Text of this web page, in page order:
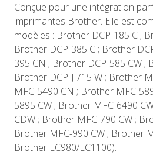
Conçue pour une intégration
imprimantes Brother. Elle est
modèles : Brother DCP-185 C ;
Brother DCP-385 C ; Brother
395 CN ; Brother DCP-585 CW ;
Brother DCP-J 715 W ; Brother
MFC-5490 CN ; Brother MFC-
5895 CW ; Brother MFC-6490
CDW ; Brother MFC-790 CW ;
Brother MFC-990 CW ; Brother
Brother LC980/LC1100).